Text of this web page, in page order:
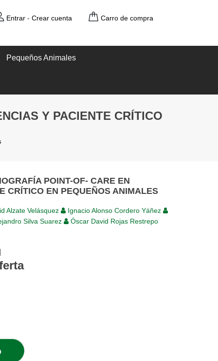
Entrar- Crear cuenta Carro de compra
Pequeños Animales
Y PACIENTE CRÍTICO
POINT-OF- CARE EN
CRÍTICO EN PEQUEÑOS ANIMALES
Alzate Velásquez
Ignacio Alonso Cordero Yáñez
Silva Suarez
Óscar David Rojas Restrepo